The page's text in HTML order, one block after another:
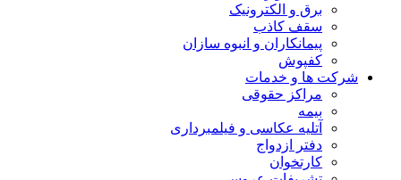
برق و الکترونیک
سقف کاذب
پیمانکاران و انبوه سازان
کفپوش
شرکت ها و خدمات
مراکز حقوقی
بیمه
آتلیه عکاسی و فیلمبرداری
دفتر ازدواج
کارتخوان